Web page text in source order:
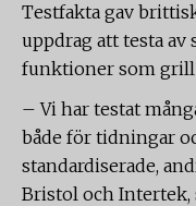
Testfakta gav
uppdrag att testa
funktioner som
– Vi har testat
både för tidningar
standardiserade,
Bristol och Intertek,